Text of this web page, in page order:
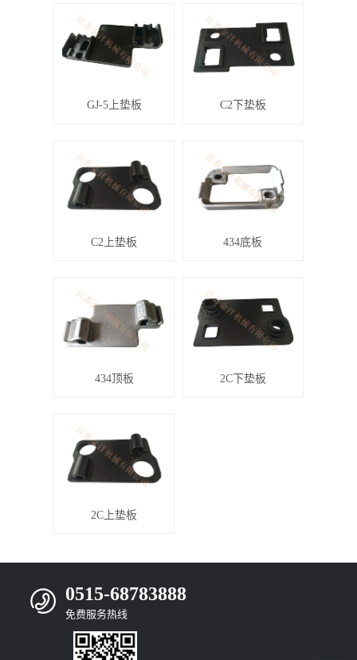
GJ-5上垫板 C2下垫板
C2上垫板 434底板
434顶板 2C下垫板
2C上垫板
0515-68783888
免费服务热线